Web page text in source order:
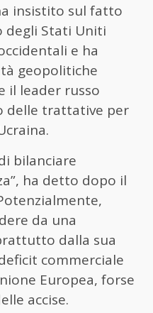
insistito sul fatto
degli Stati Uniti
e ha
geopolitiche
il leader russo
delle trattative per
bilanciare
ha detto dopo il
da una
dalla sua
commerciale
Europea, forse
accise.